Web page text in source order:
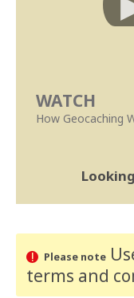
WATCH
How Geocaching
Please note
terms and